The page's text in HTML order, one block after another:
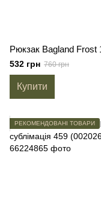
532 грн 760 грн
Купити
РЕКОМЕНДОВАНІ ТОВАРИ